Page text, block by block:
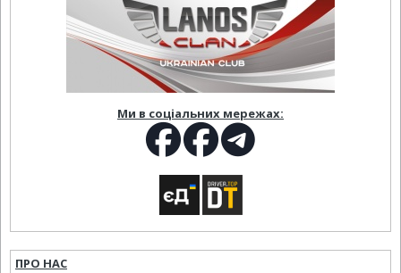
Ми в соціальних мережах:
ПРО НАС